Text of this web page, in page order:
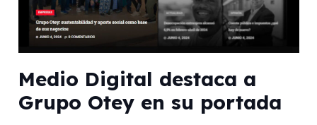
Medio Digital destaca a
Grupo Otey en su portada